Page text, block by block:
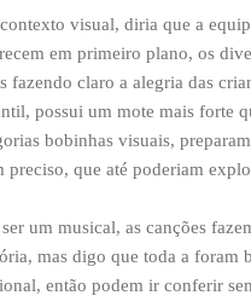
visual, diria que a
em primeiro plano, os
fazendo claro a alegria das
possui um mote mais forte
bobinhas visuais,
preciso, que até poderiam
um musical, as canções
mas digo que toda a foram
então podem ir conferir